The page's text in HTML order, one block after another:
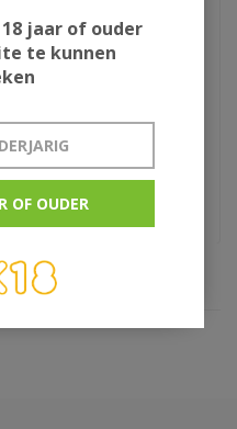
Himbrimi
€28,95
jaar of ouder
te kunnen
OF OUDER